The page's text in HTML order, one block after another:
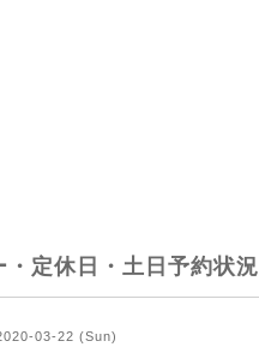
・定休日・土日予約状況
03-22 (Sun)